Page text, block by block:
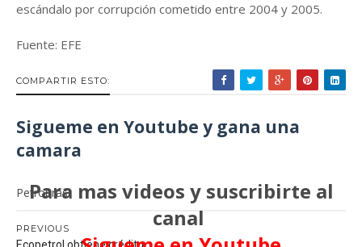
escándalo por corrupción cometido entre 2004 y 2005.
Fuente: EFE
COMPARTIR ESTO:
Sigueme en Youtube y gana una
camara
Para mas videos y suscribirte al
canal
Petrobras
PREVIOUS